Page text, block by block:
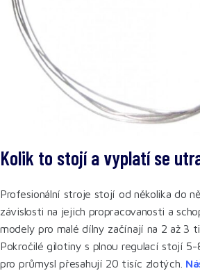
Kolik to stojí a vyplatí se
Profesionální stroje stojí od několika do
závislosti na jejich propracovanosti a
modely pro malé dílny začínají na 2 až 3
Pokročilé gilotiny s plnou regulací stojí
pro průmysl přesahují 20 tisíc zlotých.